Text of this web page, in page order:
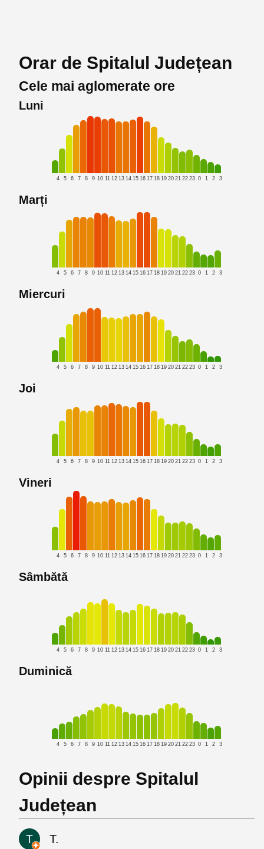
Orar de Spitalul Județean
Cele mai aglomerate ore
Luni
4 5 6 7 8 9 10 11 12 13 14 15 16 17 18 19 20 21 22 23 0 1 2 3
Marți
4 5 6 7 8 9 10 11 12 13 14 15 16 17 18 19 20 21 22 23 0 1 2 3
Miercuri
4 5 6 7 8 9 10 11 12 13 14 15 16 17 18 19 20 21 22 23 0 1 2 3
Joi
4 5 6 7 8 9 10 11 12 13 14 15 16 17 18 19 20 21 22 23 0 1 2 3
Vineri
4 5 6 7 8 9 10 11 12 13 14 15 16 17 18 19 20 21 22 23 0 1 2 3
Sâmbătă
4 5 6 7 8 9 10 11 12 13 14 15 16 17 18 19 20 21 22 23 0 1 2 3
Duminică
4 5 6 7 8 9 10 11 12 13 14 15 16 17 18 19 20 21 22 23 0 1 2 3
Opinii despre Spitalul
Județean
T.